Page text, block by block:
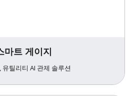
마트 게이지
유틸리티 AI 관제 솔루션